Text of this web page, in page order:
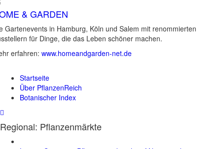
& GARDEN
Gartenevents in Hamburg, Köln und Salem mit renommierten
für Dinge, die das Leben schöner machen.
erfahren: www.homeandgarden-net.de
Startseite
Über PflanzenReich
Botanischer Index
Regional: Pflanzenmärkte